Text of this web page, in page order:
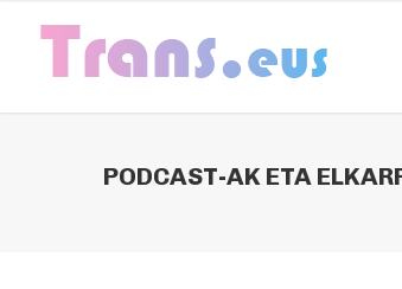
PODCAST-AK ETA